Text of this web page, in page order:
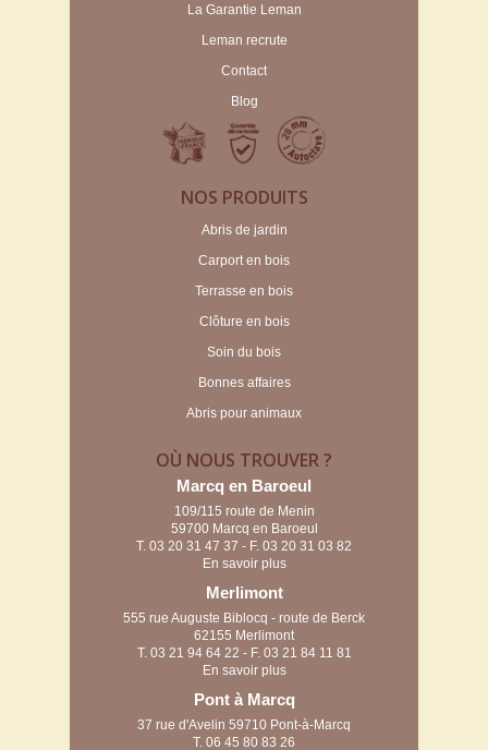
La Garantie Leman
Leman recrute
Contact
Blog
NOS PRODUITS
Abris de jardin
Carport en bois
Terrasse en bois
Clôture en bois
Soin du bois
Bonnes affaires
Abris pour animaux
OÙ NOUS TROUVER ?
Marcq en Baroeul
109/115 route de Menin
59700 Marcq en Baroeul
T. 03 20 31 47 37 - F. 03 20 31 03 82
En savoir plus
Merlimont
555 rue Auguste Biblocq - route de Berck
62155 Merlimont
T. 03 21 94 64 22 - F. 03 21 84 11 81
En savoir plus
Pont à Marcq
37 rue d'Avelin 59710 Pont-à-Marcq
T. 06 45 80 83 26